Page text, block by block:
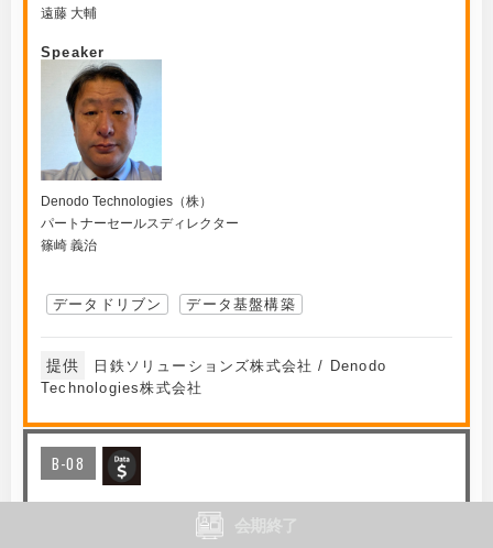
遠藤 大輔
Speaker
Denodo Technologies（株）
パートナーセールスディレクター
篠崎 義治
データドリブン データ基盤構築
提供
日鉄ソリューションズ株式会社 / Denodo
Technologies株式会社
B-08
製造業の未来を加速させるデータ活用戦略：ビジネ